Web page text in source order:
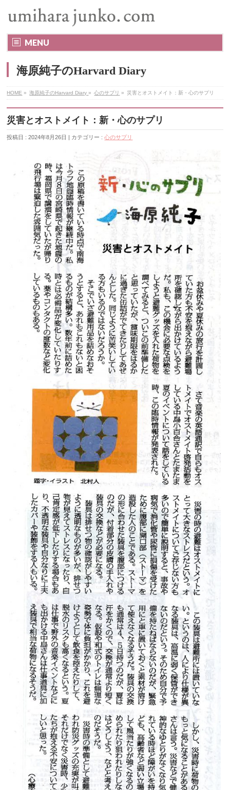
MENU
海原純子のHarvard Diary
HOME » 海原純子のHarvard Diary» 心のサプリ » 災害とオストメイト：新・心のサプリ
災害とオストメイト：新・心のサプリ
投稿日 : 2024年8月26日 | カテゴリー :心のサプリ